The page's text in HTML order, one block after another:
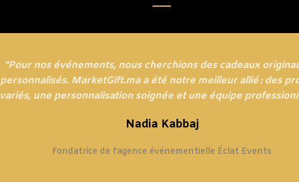
"Pour nos événements, nous cherchions des cadeaux
personnalisés. MarketGift.ma a été notre meilleur allié : des
variés, une personnalisation soignée et une équipe
Nadia Kabbaj
Fondatrice de l'agence événementielle Éclat Events